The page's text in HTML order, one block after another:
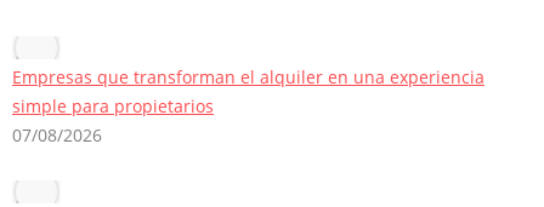
Empresas que transforman el alquiler en una experiencia
simple para propietarios
07/08/2026